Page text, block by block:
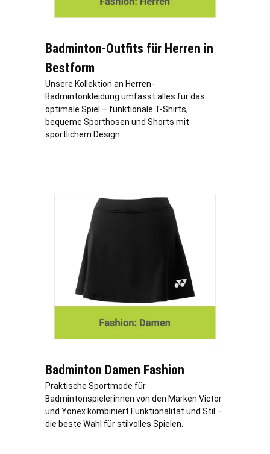
Badminton-Outfits für Herren in
Bestform
Unsere Kollektion an Herren-
Badmintonkleidung umfasst alles für das
optimale Spiel – funktionale T-Shirts,
bequeme Sporthosen und Shorts mit
sportlichem Design.
Badminton Damen Fashion
Praktische Sportmode für
Badmintonspielerinnen von den Marken Victor
und Yonex kombiniert Funktionalität und Stil –
die beste Wahl für stilvolles Spielen.